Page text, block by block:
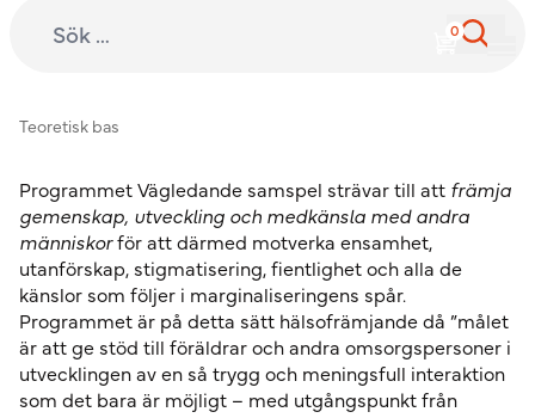
International Child Development Programme
Teoretisk bas
Programmet Vägledande samspel strävar till att främja
gemenskap, utveckling och medkänsla med andra
människorför att därmed motverka ensamhet,
utanförskap, stigmatisering, fientlighet och alla de
känslor som följer i marginaliseringens spår.
Programmet är på detta sätt hälsofrämjande då ”målet
är att ge stöd till föräldrar och andra omsorgspersoner i
utvecklingen av en så trygg och meningsfull interaktion
som det bara är möjligt – med utgångspunkt från